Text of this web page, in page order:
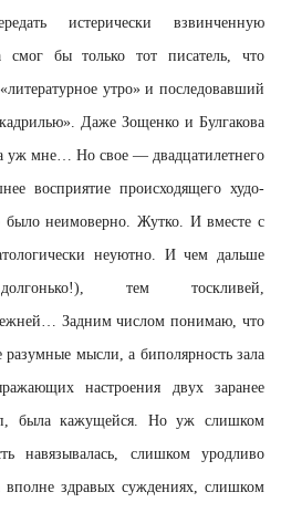
истерически взвинченную
смог бы только тот писатель, что
утро» и последовавший
Даже Зощенко и Булгакова
уж мне… Но свое — двадцатилетнего
восприятие происходящего худо-
было неимоверно. Жутко. И вместе с
неуютно. И чем дальше
тем тоскливей,
Задним числом понимаю, что
разумные мысли, а биполярность зала
настроения двух заранее
была кажущейся. Но уж слишком
навязывалась, слишком уродливо
вполне здравых суждениях, слишком